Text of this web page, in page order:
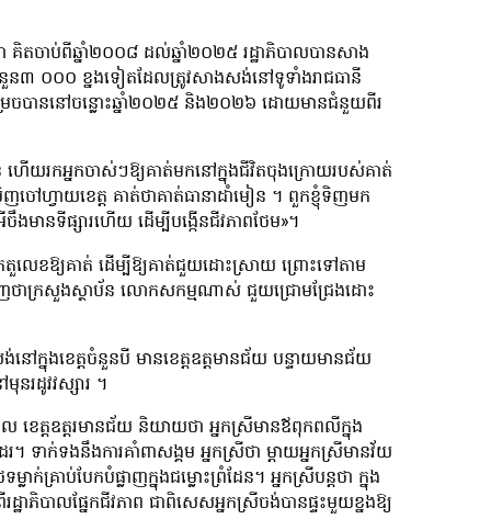
តចាប់ពីឆ្នាំ២០០៨ ដល់ឆ្នាំ២០២៥ រដ្ឋាភិបាលបានសាង
ន៣ ០០០ ខ្នងទៀតដែលត្រូវសាងសង់នៅទូទាំងរាជធានី
េចបាននៅចន្លោះឆ្នាំ២០២៥ និង២០២៦ ដោយមានជំនួយពីរ
ហើយរកអ្នកចាស់ៗឱ្យគាត់មកនៅក្នុងជីវិតចុងក្រោយរបស់គាត់
ហ្វាយខេត្ត គាត់ថាគាត់ធានាដាំមៀន ។ ពួកខ្ញុំទិញមក
ានទីផ្សារហើយ ដើម្បីបង្កើនជីវភាពថែម»។
លេខឱ្យគាត់ ដើម្បីឱ្យគាត់ជួយដោះស្រាយ ព្រោះទៅតាម
ថាក្រសួងស្ថាប័ន លោកសកម្មណាស់ ជួយជ្រោមជ្រែងដោះ
នុងខេត្តចំនួនបី មានខេត្តឧត្តមានជ័យ បន្ទាយមានជ័យ
រដូវវស្សារ ។
េត្តឧត្តរមានជ័យ និយាយថា អ្នកស្រីមានឪពុកពលីក្នុង
រ។ ទាក់ទងនឹងការគាំពាសង្គម អ្នកស្រីថា ម្ដាយអ្នកស្រីមានវ័យ
គ្រាប់បែកបំផ្លាញក្នុងជម្លោះព្រំដែន។ អ្នកស្រីបន្តថា ក្នុង
ឋាភិបាលផ្នែកជីវភាព ជាពិសេសអ្នកស្រីចង់បានផ្ទះមួយខ្នងឱ្យ